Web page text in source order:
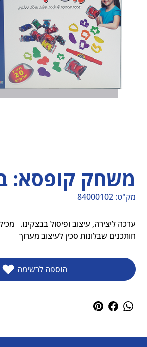
משחק קופסא:
מק"ט:
מק"ט
84000102
84000102
ערכה ליצירה, עיצוב ופיסול בבצקינו.
חותכנים שבלונות סכין לעיצוב מערוך
הוספה לרשימה